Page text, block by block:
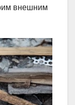
внешним